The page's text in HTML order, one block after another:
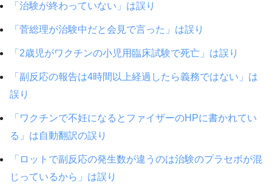
「治験が終わっていない」は誤り
「菅総理が治験中だと会見で言った」は誤り
「2歳児がワクチンの小児用臨床試験で死亡」は誤り
「副反応の報告は4時間以上経過したら義務ではない」は
誤り
「ワクチンで不妊になるとファイザーのHPに書かれてい
る」は自動翻訳の誤り
「ロットで副反応の発生数が違うのは治験のプラセボが混
じっているから」は誤り